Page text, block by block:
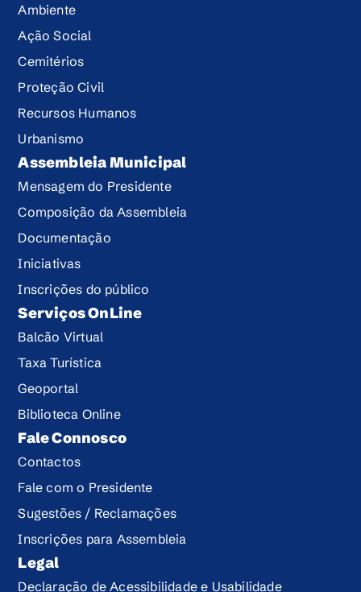
Ambiente
Ação Social
Cemitérios
Proteção Civil
Recursos Humanos
Urbanismo
Assembleia Municipal
Mensagem do Presidente
Composição da Assembleia
Documentação
Iniciativas
Inscrições do público
Serviços OnLine
Balcão Virtual
Taxa Turística
Geoportal
Biblioteca Online
Fale Connosco
Contactos
Fale com o Presidente
Sugestões / Reclamações
Inscrições para Assembleia
Legal
Declaração de Acessibilidade e Usabilidade